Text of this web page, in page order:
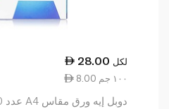
28.00 لكل
8.00 ١٠٠ جم
دوبل إيه ورق مقاس A4 عدد 500